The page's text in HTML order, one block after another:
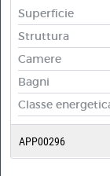
Superficie
Struttura
Camere
Bagni
Classe
APP00296